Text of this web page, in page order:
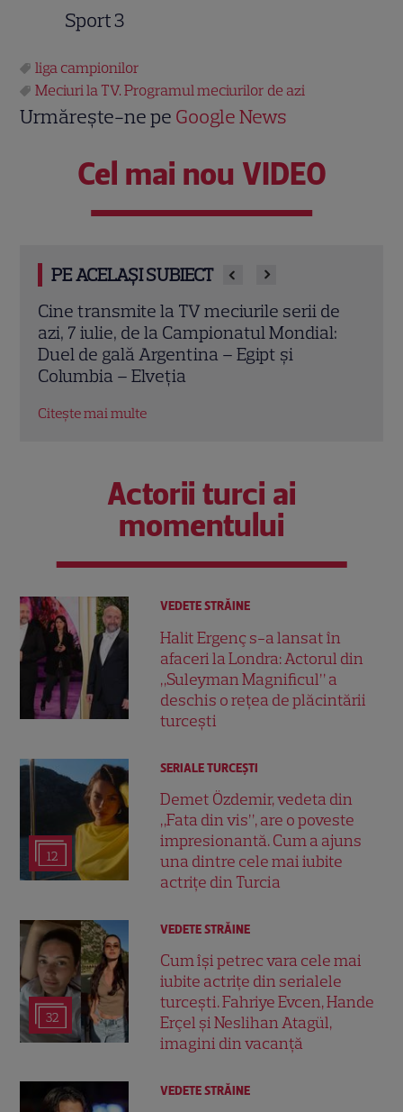
Sport 3
liga campionilor
Meciuri la TV. Programul meciurilor de azi
Urmărește-ne pe Google News
Cel mai nou VIDEO
PE ACELAȘI SUBIECT
Cine transmite la TV meciurile serii de
azi, 5 iulie, de la Campionatul Mondial:
Duel de gală Brazilia – Norvegia și Mexic
– Anglia
Citește mai multe
Actorii turci ai
momentului
VEDETE STRĂINE
Halit Ergenç s-a lansat în
afaceri la Londra: Actorul din
„Suleyman Magnificul” a
deschis o rețea de plăcintării
turcești
12
SERIALE TURCEŞTI
Demet Özdemir, vedeta din
„Fata din vis”, are o poveste
impresionantă. Cum a ajuns
una dintre cele mai iubite
actrițe din Turcia
32
VEDETE STRĂINE
Cum își petrec vara cele mai
iubite actrițe din serialele
turcești. Fahriye Evcen, Hande
Erçel și Neslihan Atagül,
imagini din vacanță
VEDETE STRĂINE